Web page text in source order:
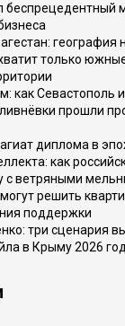
беспрецедентный
география
только
как Севастополь
прошли
диплома в
как
с ветряными
решить
поддержки
три сценария
в Крыму 2026